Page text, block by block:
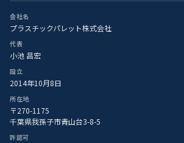
会社名
プラスチックパレット株式会社
代表
小池 昌宏
設立
2014年10月8日
所在地
〒270-1175
千葉県我孫子市青山台3-8-5
許認可